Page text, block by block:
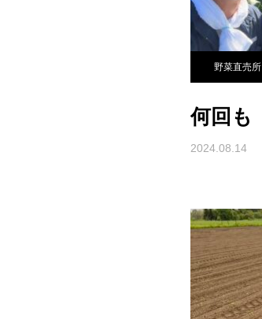
野菜直売所
何回も
2024.08.14